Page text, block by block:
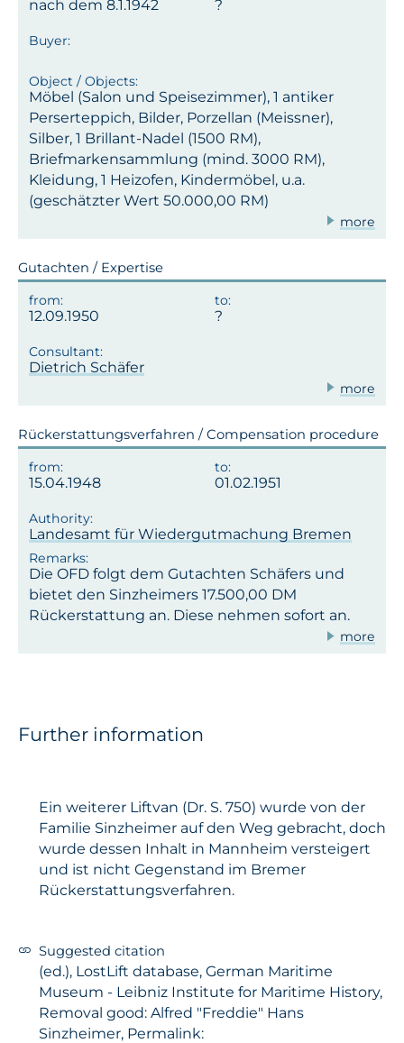
nach dem 8.1.1942
Möbel (Salon und Speisezimmer), 1 antiker
Perserteppich, Bilder, Porzellan (Meissner),
Silber, 1 Brillant-Nadel (1500 RM),
Briefmarkensammlung (mind. 3000 RM),
Kleidung, 1 Heizofen, Kindermöbel, u.a.
(geschätzter Wert 50.000,00 RM)
more
Gutachten / Expertise
12.09.1950
Dietrich Schäfer
more
Rückerstattungsverfahren / Compensation procedure
15.04.1948 01.02.1951
Landesamt für Wiedergutmachung Bremen
Die OFD folgt dem Gutachten Schäfers und
bietet den Sinzheimers 17.500,00 DM
Rückerstattung an. Diese nehmen sofort an.
more
Further information
Ein weiterer Liftvan (Dr. S. 750) wurde von der
Familie Sinzheimer auf den Weg gebracht, doch
wurde dessen Inhalt in Mannheim versteigert
und ist nicht Gegenstand im Bremer
Rückerstattungsverfahren.
Suggested citation
(ed.), LostLift database, German Maritime
Museum - Leibniz Institute for Maritime History,
Removal good: Alfred "Freddie" Hans
Sinzheimer, Permalink: